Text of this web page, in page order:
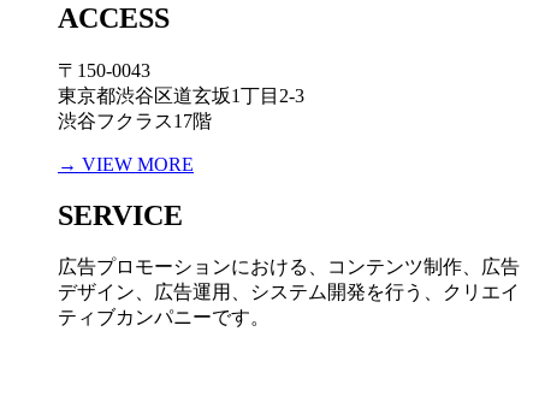
ACCESS
〒150-0043
東京都渋谷区道玄坂1丁目2-3
渋谷フクラス17階
→ VIEW MORE
SERVICE
広告プロモーションにおける、コンテンツ制作、広告
デザイン、広告運用、システム開発を行う、
クリエイ
ティブカンパニーです。